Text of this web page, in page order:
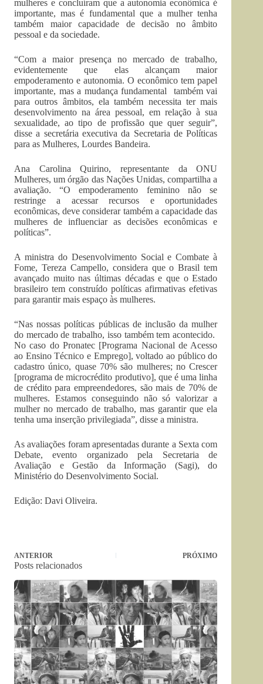
mulheres e concluíram que a autonomia econômica é
importante, mas é fundamental que a mulher tenha
também maior capacidade de decisão no âmbito
pessoal e da sociedade.
“Com a maior presença no mercado de trabalho,
evidentemente que elas alcançam maior
empoderamento e autonomia. O econômico tem papel
importante, mas a mudança fundamental também vai
para outros âmbitos, ela também necessita ter mais
desenvolvimento na área pessoal, em relação à sua
sexualidade, ao tipo de profissão que quer seguir”,
disse a secretária executiva da Secretaria de Políticas
para as Mulheres, Lourdes Bandeira.
Ana Carolina Quirino, representante da ONU
Mulheres, um órgão das Nações Unidas, compartilha a
avaliação. “O empoderamento feminino não se
restringe a acessar recursos e oportunidades
econômicas, deve considerar também a capacidade das
mulheres de influenciar as decisões econômicas e
políticas”.
A ministra do Desenvolvimento Social e Combate à
Fome, Tereza Campello, considera que o Brasil tem
avançado muito nas últimas décadas e que o Estado
brasileiro tem construído políticas afirmativas efetivas
para garantir mais espaço às mulheres.
“Nas nossas políticas públicas de inclusão da mulher
do mercado de trabalho, isso também tem acontecido.
No caso do Pronatec [Programa Nacional de Acesso
ao Ensino Técnico e Emprego], voltado ao público do
cadastro único, quase 70% são mulheres; no Crescer
[programa de microcrédito produtivo], que é uma linha
de crédito para empreendedores, são mais de 70% de
mulheres. Estamos conseguindo não só valorizar a
mulher no mercado de trabalho, mas garantir que ela
tenha uma inserção privilegiada”, disse a ministra.
As avaliações foram apresentadas durante a Sexta com
Debate, evento organizado pela Secretaria de
Avaliação e Gestão da Informação (Sagi), do
Ministério do Desenvolvimento Social.
Edição: Davi Oliveira.
ANTERIOR PRÓXIMO
Posts relacionados